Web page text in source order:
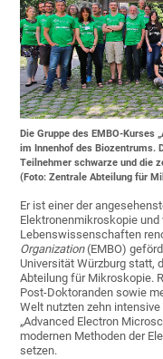
Die Gruppe des EMBO-Kurses
im Innenhof des Biozentrums.
Teilnehmer schwarze und die
(Foto: Zentrale Abteilung für
Er ist einer der
Elektronenmikroskopie
Lebenswissenschaften
Organization(EMBO)
Universität Würzburg statt,
Abteilung für Mikroskopie.
Post-Doktoranden sowie
Welt nutzten zehn
„Advanced Electron
modernen Methoden der
setzen.